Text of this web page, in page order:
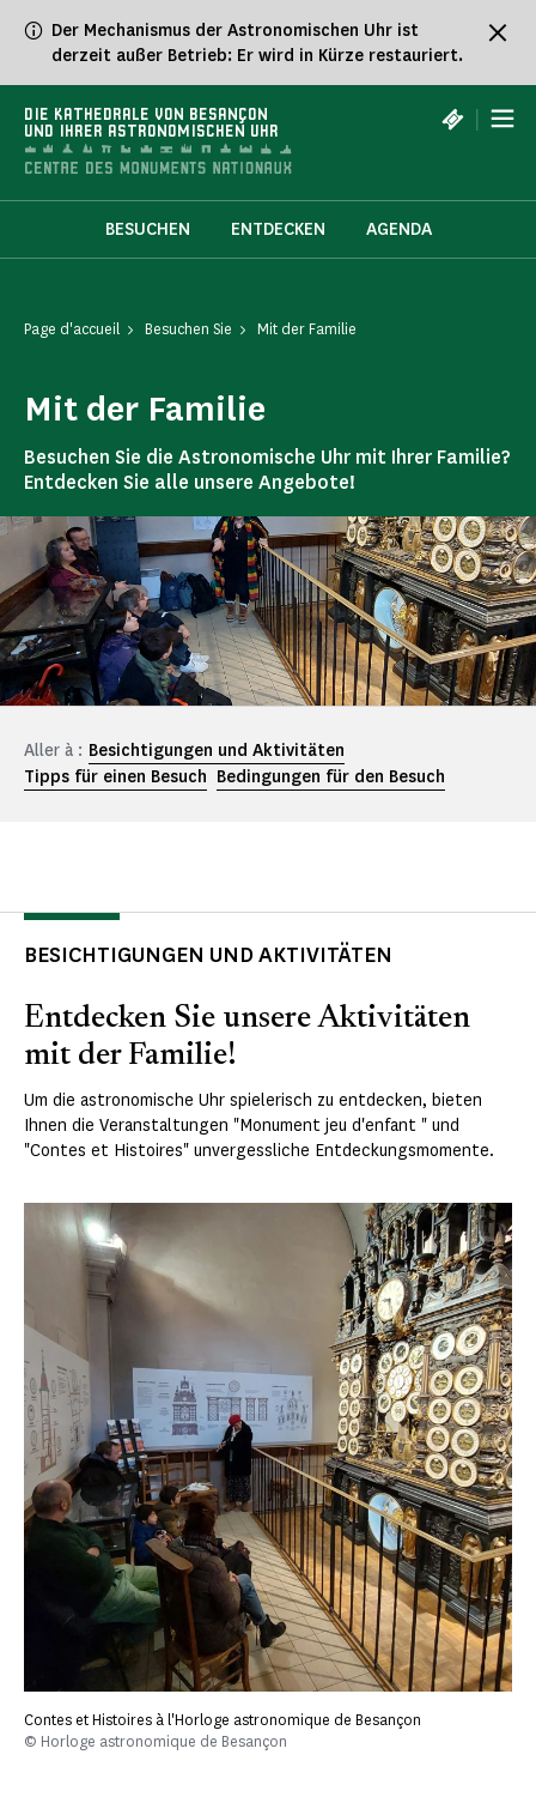
Der Mechanismus der Astronomischen Uhr ist
derzeit außer Betrieb: Er wird in Kürze restauriert.
DIE KATHEDRALE VON BESANÇON
UND IHRER ASTRONOMISCHEN UHR
|
BESUCHEN ENTDECKEN AGENDA
Page d'accueil Besuchen Sie Mit der Familie
Mit der Familie
Besuchen Sie die Astronomische Uhr mit Ihrer Familie?
Entdecken Sie alle unsere Angebote!
Aller à : Besichtigungen und Aktivitäten
Tipps für einen Besuch Bedingungen für den Besuch
BESICHTIGUNGEN UND AKTIVITÄTEN
Entdecken Sie unsere Aktivitäten
mit der Familie!
Um die astronomische Uhr spielerisch zu entdecken, bieten
Ihnen die Veranstaltungen "Monument jeu d'enfant " und
"Contes et Histoires" unvergessliche Entdeckungsmomente.
Contes et Histoires à l'Horloge astronomique de Besançon
© Horloge astronomique de Besançon